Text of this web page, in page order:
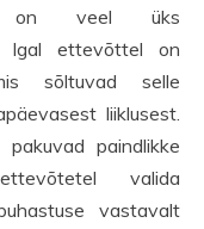
on veel üks
Igal ettevõttel on
sõltuvad selle
liiklusest.
pakuvad paindlikke
valida
vastavalt